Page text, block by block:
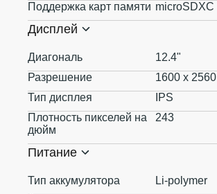
Поддержка карт памяти microSDXC
Дисплей
Диагональ
12.4"
Разрешение
1600 x 2560
Тип дисплея
IPS
Плотность пикселей на
дюйм
243
Питание
Тип аккумулятора
Li-polymer